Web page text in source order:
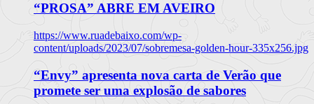
“PROSA” ABRE EM AVEIRO
https://www.ruadebaixo.com/wp-
content/uploads/2023/07/sobremesa-golden-hour-335x256.jpg
“Envy” apresenta nova carta de Verão que
promete ser uma explosão de sabores